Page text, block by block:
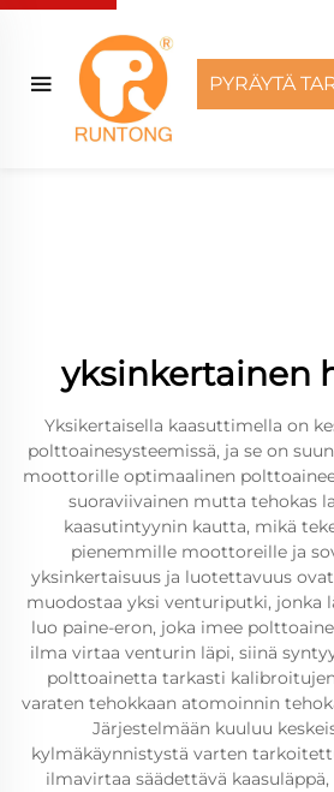
PYRÄYTÄ
yksinkertainen
Yksikertaisella kaasuttimella on
polttoainesysteemissä, ja se on
moottorille optimaalinen
suoraviivainen mutta tehokas
kaasutintyynin kautta, mikä
pienemmille moottoreille ja
yksinkertaisuus ja luotettavuus
muodostaa yksi venturiputki, jonka
luo paine-eron, joka imee
ilma virtaa venturin läpi, siinä
polttoainetta tarkasti
varaten tehokkaan atomoinnin
Järjestelmään kuuluu
kylmäkäynnistystä varten
ilmavirtaa säädettävä